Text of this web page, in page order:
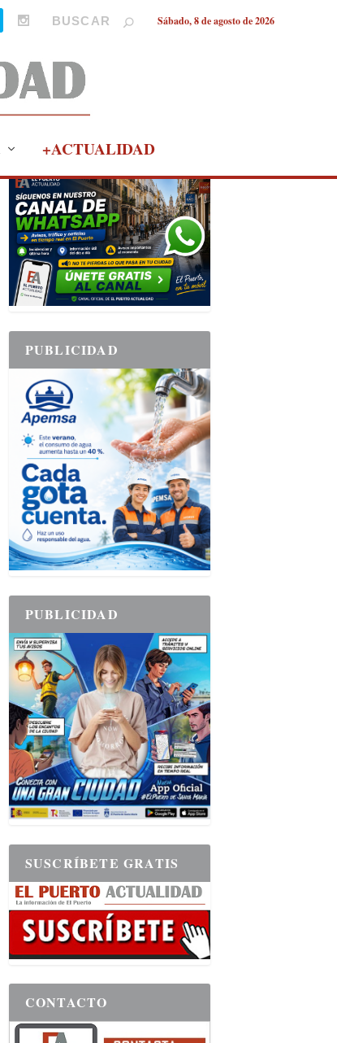
Sábado, 8 de agosto de 2026
+ACTUALIDAD
PUBLICIDAD
PUBLICIDAD
PUBLICIDAD
SUSCRÍBETE GRATIS
CONTACTO